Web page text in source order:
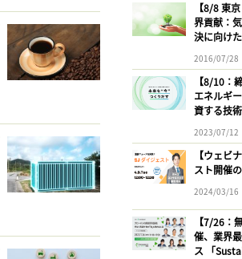
【8/8 東
界貢献：
決に向け
2016/07/28
【8/10：
エネルギ
資する技
2023/07/12
【ウェビ
スト開催
2024/03/16
【7/26：
催、業界
ス 「